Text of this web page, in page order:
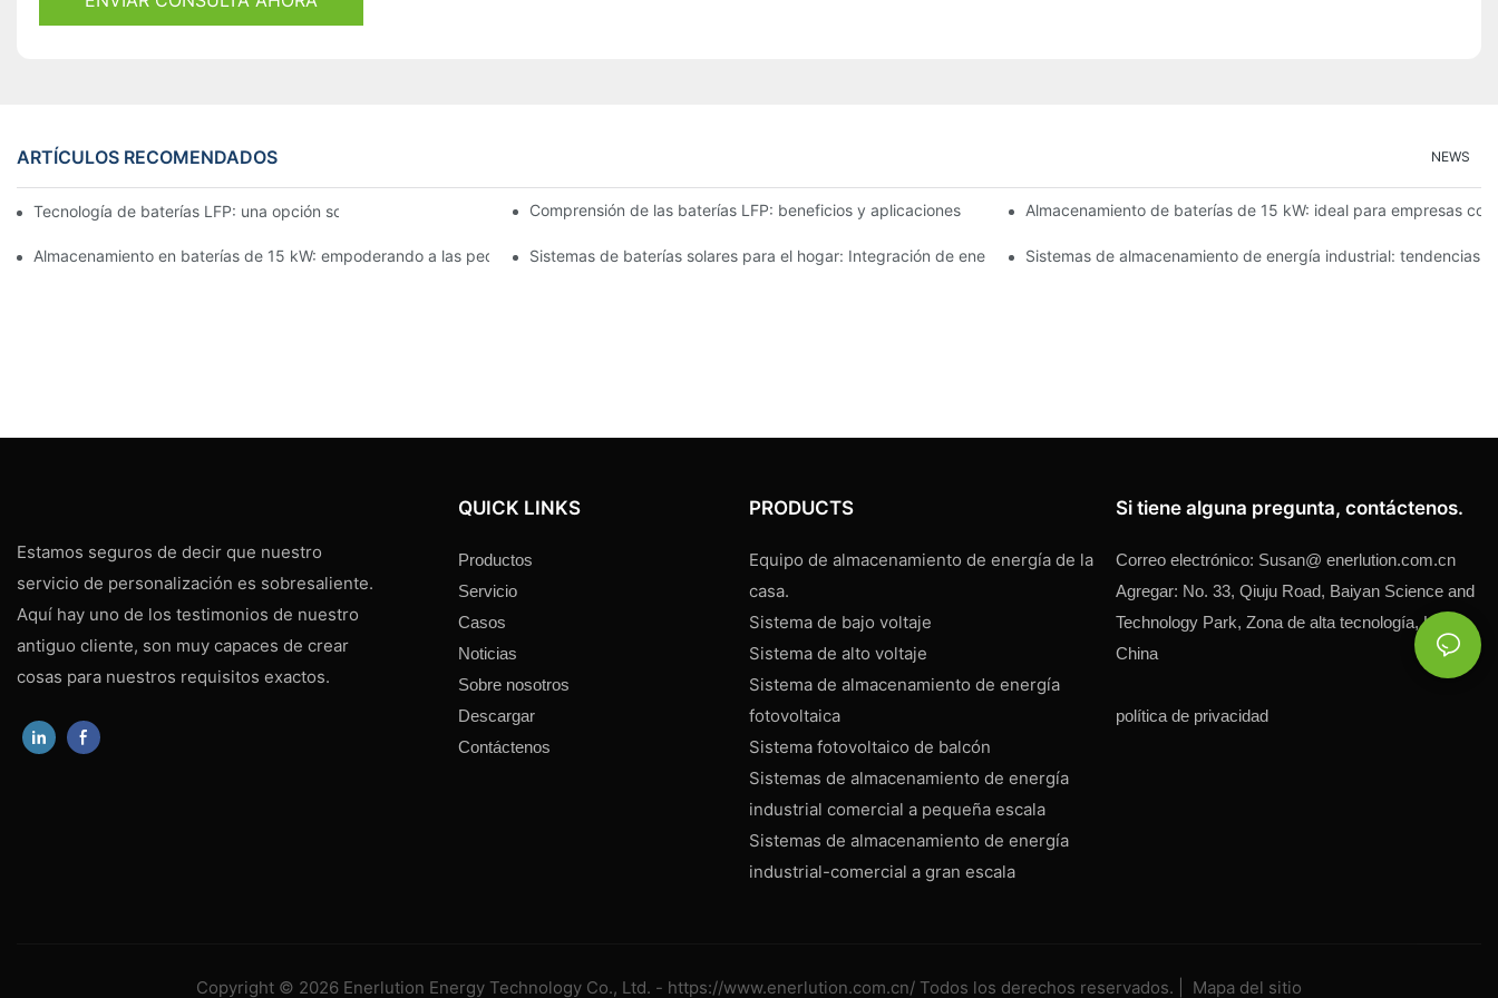
ARTÍCULOS RECOMENDADOS NEWS
Tecnología de baterías LFP: una opción sostenible para el almacenamiento de energíaComprensión de las baterías LFP: beneficios y aplicaciones Almacenamiento de baterías de 15 kW: ideal para empresas
Almacenamiento en baterías de 15 kW: empoderando a las pequeñas empresasSistemas de baterías solares para el hogar: Integración de energía renovable en el hogarSistemas de almacenamiento de energía industrial: tendencias
Estamos seguros de decir que nuestro
servicio de personalización es sobresaliente.
Aquí hay uno de los testimonios de nuestro
antiguo cliente, son muy capaces de crear
cosas para nuestros requisitos exactos.
QUICK LINKS
Productos
Servicio
Casos
Noticias
Sobre nosotros
Descargar
Contáctenos
PRODUCTS
Equipo de almacenamiento de energía de la
casa.
Sistema de bajo voltaje
Sistema de alto voltaje
Sistema de almacenamiento de energía
fotovoltaica
Sistema fotovoltaico de balcón
Sistemas de almacenamiento de energía
industrial comercial a pequeña escala
Sistemas de almacenamiento de energía
industrial-comercial a gran escala
Si tiene alguna pregunta, contáctenos.
Correo electrónico: Susan@ enerlution.com.cn
Agregar: No. 33, Qiuju Road, Baiyan Science and
Technology Park, Zona de alta tecnología, Hefei,
China
política de privacidad
Copyright © 2026 Enerlution Energy Technology Co., Ltd. - https://www.enerlution.com.cn/ Todos los derechos reservados. | Mapa del sitio